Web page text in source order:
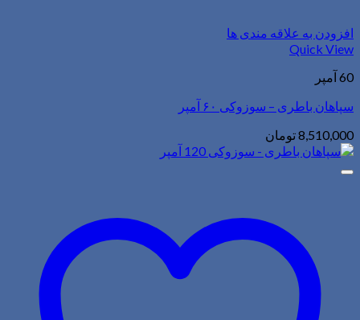
افزودن به علاقه مندی ها
Quick View
60 آمپر
سپاهان باطری – سوزوکی ۶۰ آمپر
8,510,000تومان